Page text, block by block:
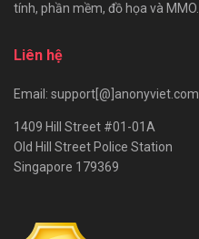
tính, phần mềm, đồ họa và MMO.
Liên hệ
Email: support[@]anonyviet.com
1409 Hill Street #01-01A
Old Hill Street Police Station
Singapore 179369